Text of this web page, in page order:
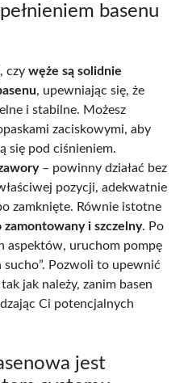
basenu
czy węże są solidnie
, upewniając się, że
i stabilne. Możesz
zaciskowymi, aby
się pod ciśnieniem.
– powinny działać bez
pozycji, adekwatnie
zamknięte. Równie istotne
zamontowany i szczelny. Po
aspektów, uruchom pompę
Pozwoli to upewnić
jak należy, zanim basen
Ci potencjalnych
jest